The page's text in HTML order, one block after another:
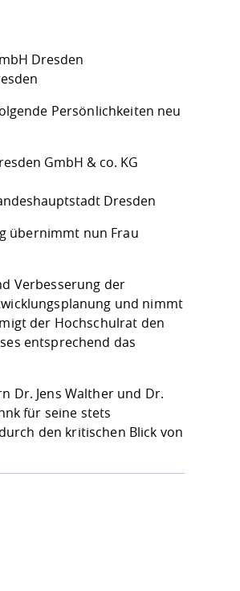
Dresden
Persönlichkeiten neu
GmbH & co. KG
Dresden
übernimmt nun Frau
Verbesserung der
und nimmt
der Hochschulrat den
entsprechend das
Dr. Jens Walther und Dr.
für seine stets
den kritischen Blick von